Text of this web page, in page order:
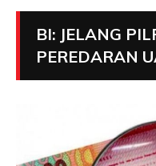
BI: JELANG
PEREDARAN